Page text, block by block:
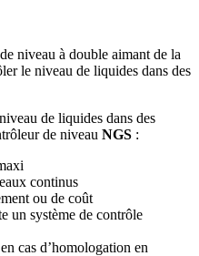
niveau à double aimant de la
le niveau de liquides dans des
de liquides dans des
de niveau NGS :
continus
ou de coût
un système de contrôle
cas d’homologation en